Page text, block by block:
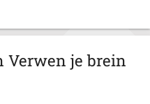
Verwen je brein